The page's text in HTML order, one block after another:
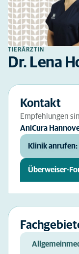
TIERÄRZTIN
Dr. Lena
Kontakt
Empfehlungen
AniCura
Klinik
Überweiser-